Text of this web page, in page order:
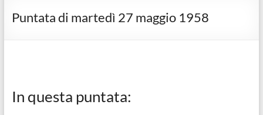
di
Puntata di martedì 27 maggio 1958
In questa puntata: